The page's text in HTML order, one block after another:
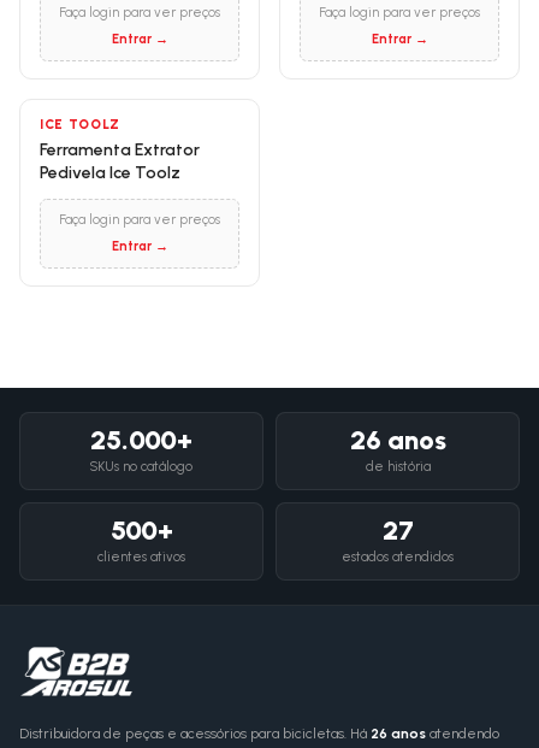
Faça login para ver preços
Entrar →
Faça login para ver preços
Entrar →
ICE TOOLZ
Ferramenta Extrator
Pedivela Ice Toolz
Faça login para ver preços
Entrar →
25.000+
SKUs no catálogo
26 anos
de história
500+
clientes ativos
27
estados atendidos
Distribuidora de peças e acessórios para bicicletas. Há 26 anos atendendo